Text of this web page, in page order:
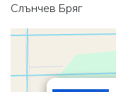
Слънчев Бряг